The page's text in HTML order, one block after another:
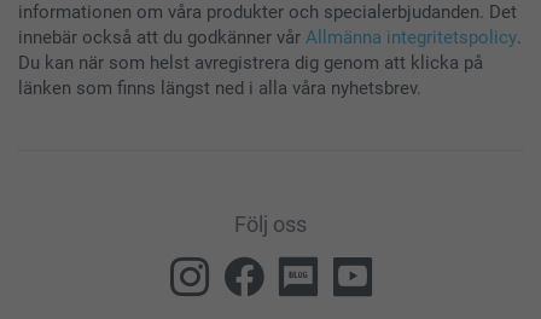
informationen om våra produkter och specialerbjudanden. Det
innebär också att du godkänner vår Allmänna integritetspolicy.
Du kan när som helst avregistrera dig genom att klicka på
länken som finns längst ned i alla våra nyhetsbrev.
Följ oss